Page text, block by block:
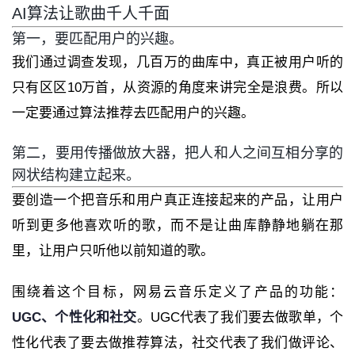
AI算法让歌曲千人千面
第一，要匹配用户的兴趣。
我们通过调查发现，几百万的曲库中，真正被用户听的
只有区区10万首，从资源的角度来讲完全是浪费。所以
一定要通过算法推荐去匹配用户的兴趣。
第二，要用传播做放大器，把人和人之间互相分享的
网状结构建立起来。
要创造一个把音乐和用户真正连接起来的产品，让用户
听到更多他喜欢听的歌，而不是让曲库静静地躺在那
里，让用户只听他以前知道的歌。
围绕着这个目标，网易云音乐定义了产品的功能：
UGC、个性化和社交。UGC代表了我们要去做歌单，个
性化代表了要去做推荐算法，社交代表了我们做评论、